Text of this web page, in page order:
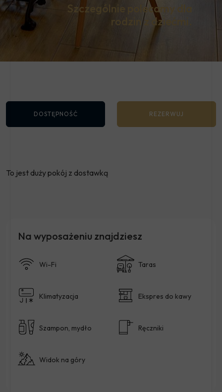
Szczególnie polecamy dla
rodzin z dziećmi.
DOSTĘPNOŚĆ REZERWUJ
To jest duży pokój z dostawką
Na wyposażeniu znajdziesz
Wi-Fi Taras
Klimatyzacja Ekspres do kawy
Szampon, mydło Ręczniki
Widok na góry